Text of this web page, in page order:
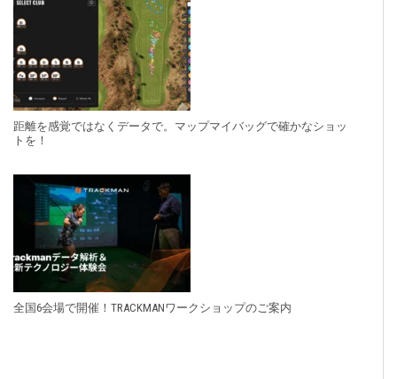
距離を感覚ではなくデータで。マップマイバッグで確かなショッ
トを！
全国6会場で開催！TRACKMANワークショップのご案内